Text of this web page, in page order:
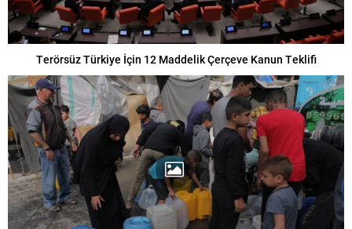
Terörsüz Türkiye İçin 12 Maddelik Çerçeve Kanun Teklifi